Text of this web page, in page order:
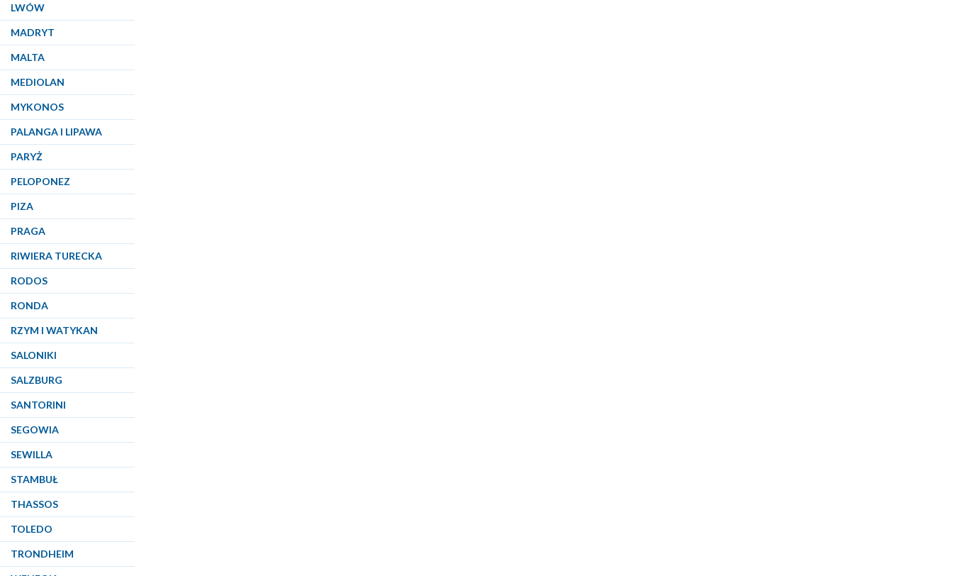
LWÓW
MADRYT
MALTA
MEDIOLAN
MYKONOS
PALANGA I LIPAWA
PARYŻ
PELOPONEZ
PIZA
PRAGA
RIWIERA TURECKA
RODOS
RONDA
RZYM I WATYKAN
SALONIKI
SALZBURG
SANTORINI
SEGOWIA
SEWILLA
STAMBUŁ
THASSOS
TOLEDO
TRONDHEIM